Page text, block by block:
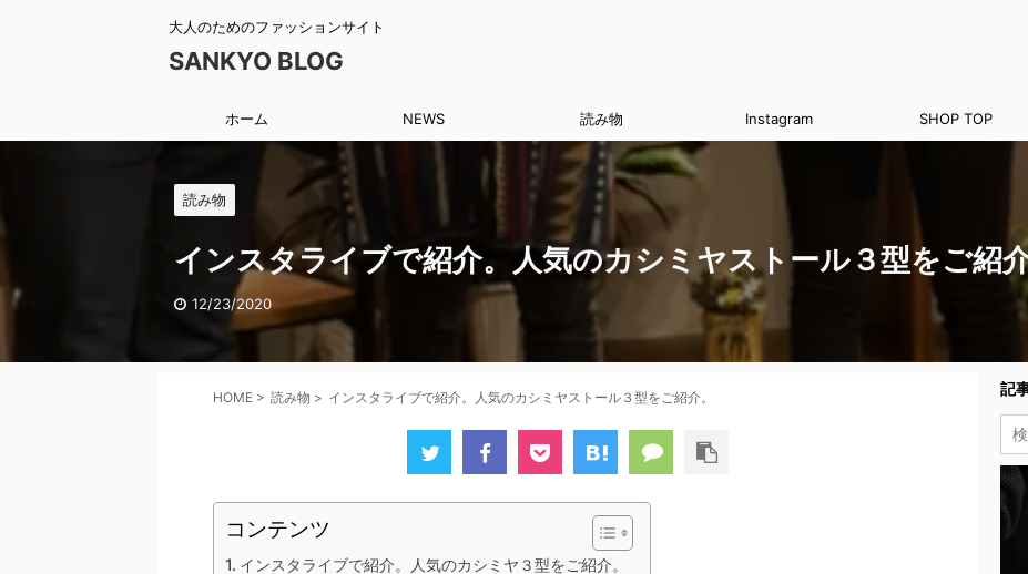
大人のためのファッションサイト
SANKYO BLOG
ホーム NEWS 読み物 Instagram SHOP TOP
読み物
インスタライブで紹介。人気のカシミヤストール３型をご紹
12/23/2020
HOME > 読み物 > インスタライブで紹介。人気のカシミヤストール３型をご紹介。
コンテンツ
インスタライブで紹介。人気のカシミヤ３型をご紹介。
記